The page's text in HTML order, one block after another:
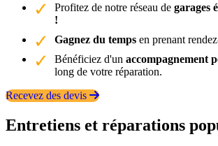
Profitez de notre réseau de garages
!
Gagnez du temps en prenant
Bénéficiez d'un accompagnement
long de votre réparation.
Recevez des devis
Entretiens et réparations